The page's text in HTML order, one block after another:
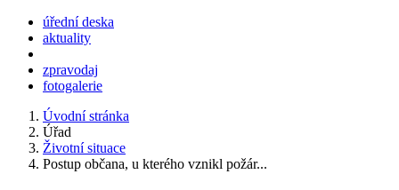
úřední deska
aktuality
zpravodaj
fotogalerie
Úvodní stránka
Úřad
Životní situace
Postup občana, u kterého vznikl požár...